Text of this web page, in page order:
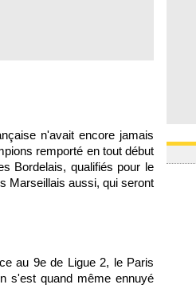
n'avait encore jamais
remporté en tout début
Bordelais, qualifiés pour le
Marseillais aussi, qui seront
au 9e de Ligue 2, le Paris
s'est quand même ennuyé